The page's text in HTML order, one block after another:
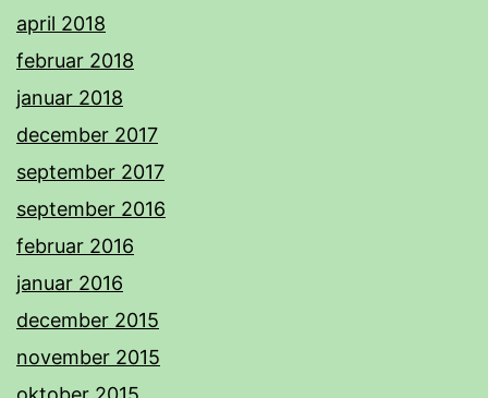
april 2018
februar 2018
januar 2018
december 2017
september 2017
september 2016
februar 2016
januar 2016
december 2015
november 2015